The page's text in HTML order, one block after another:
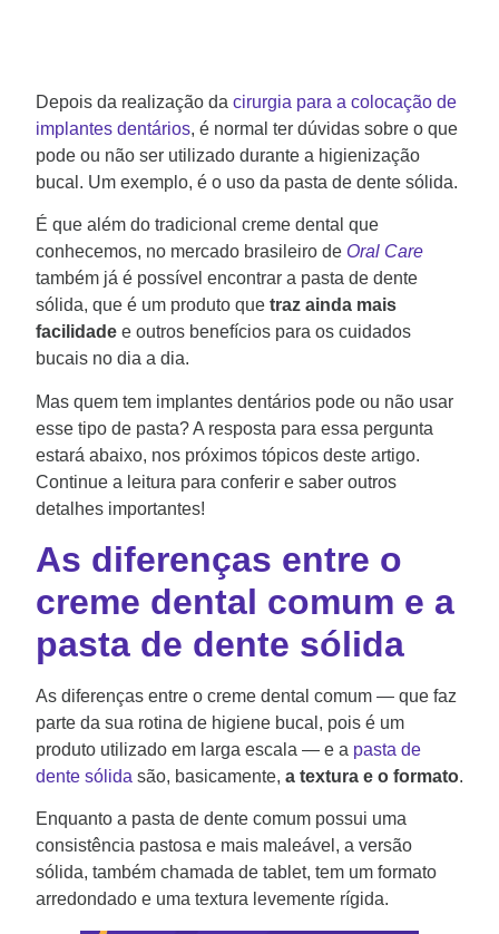
Depois da realização da cirurgia para a colocação de
implantes dentários, é normal ter dúvidas sobre o que
pode ou não ser utilizado durante a higienização
bucal. Um exemplo, é o uso da pasta de dente sólida.
É que além do tradicional creme dental que
conhecemos, no mercado brasileiro de Oral Care
também já é possível encontrar a pasta de dente
sólida, que é um produto que traz ainda mais
facilidade e outros benefícios para os cuidados
bucais no dia a dia.
Mas quem tem implantes dentários pode ou não usar
esse tipo de pasta? A resposta para essa pergunta
estará abaixo, nos próximos tópicos deste artigo.
Continue a leitura para conferir e saber outros
detalhes importantes!
As diferenças entre o
creme dental comum e a
pasta de dente sólida
As diferenças entre o creme dental comum — que faz
parte da sua rotina de higiene bucal, pois é um
produto utilizado em larga escala — e a pasta de
dente sólida são, basicamente, a textura e o formato.
Enquanto a pasta de dente comum possui uma
consistência pastosa e mais maleável, a versão
sólida, também chamada de tablet, tem um formato
arredondado e uma textura levemente rígida.